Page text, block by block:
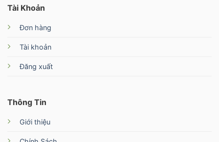
Tài Khoản
Đơn hàng
Tài khoản
Đăng xuất
Thông Tin
Giới thiệu